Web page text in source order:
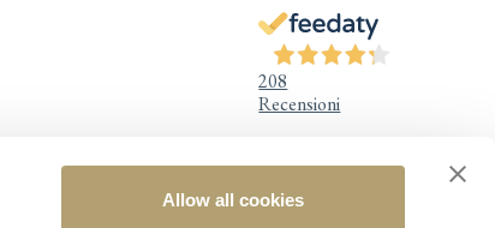
Allow all cookies
208
Recensioni
Νομικές Πληροφορίες